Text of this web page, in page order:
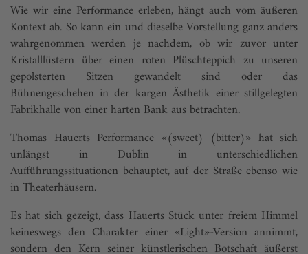
Wie wir eine Performance erleben, hängt auch vom äußeren
Kontext ab. So kann ein und dieselbe Vorstellung ganz anders
wahrgenommen werden je nachdem, ob wir zuvor unter
Kristalllüstern über einen roten Plüschteppich zu unseren
gepolsterten Sitzen gewandelt sind oder das
Bühnengeschehen in der kargen Ästhetik einer stillgelegten
Fabrikhalle von einer harten Bank aus betrachten.
Thomas Hauerts Performance «(sweet) (bitter)» hat sich
unlängst in Dublin in unterschiedlichen
Aufführungssituationen behauptet, auf der Straße ebenso wie
in Theaterhäusern.
Es hat sich gezeigt, dass Hauerts Stück unter freiem Himmel
keineswegs den Charakter einer «Light»-Version annimmt,
sondern den Kern seiner künstlerischen Botschaft äußerst